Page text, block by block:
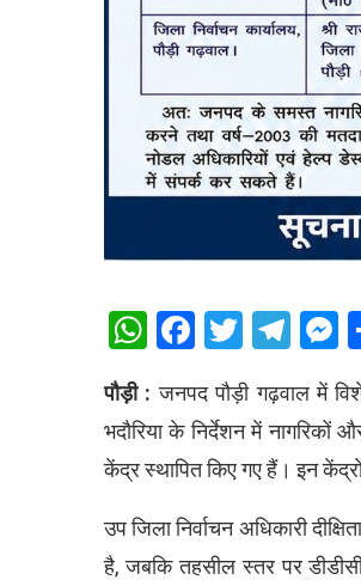
WhatsApp
Facebook
Twitter
पौड़ी : जनपद पौड़ी गढ़वाल में
भदौरिया के निर्देशन में नागरिकों
केंद्र स्थापित किए गए हैं। इन
उप जिला निर्वाचन अधिकारी
है, जबकि तहसील स्तर पर